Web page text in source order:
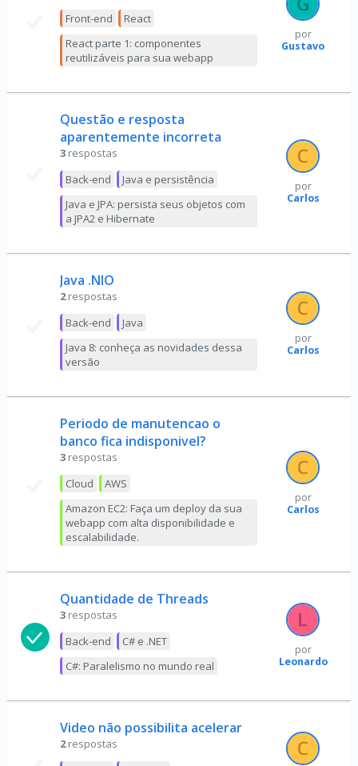
Front-end
React
React parte 1: componentes
reutilizáveis para sua webapp
por
Gustavo
Questão e resposta
aparentemente incorreta
3 respostas
Back-end
Java e persistência
Java e JPA: persista seus objetos com
a JPA2 e Hibernate
por
Carlos
Java .NIO
2 respostas
Back-end
Java
Java 8: conheça as novidades dessa
versão
por
Carlos
Periodo de manutencao o
banco fica indisponivel?
3 respostas
Cloud
AWS
Amazon EC2: Faça um deploy da sua
webapp com alta disponibilidade e
escalabilidade.
por
Carlos
Quantidade de Threads
3 respostas
Back-end
C# e .NET
C#: Paralelismo no mundo real
por
Leonardo
Video não possibilita acelerar
2 respostas